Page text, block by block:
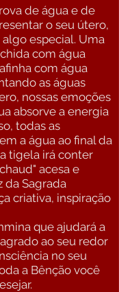
de água e de
o seu útero,
especial. Uma
com água
com água
as águas
nossas emoções
absorve a energia
todas as
a água ao final da
tigela irá conter
acesa e
da Sagrada
criativa, inspiração
que ajudará a
ao seu redor
no seu
a Bênção você